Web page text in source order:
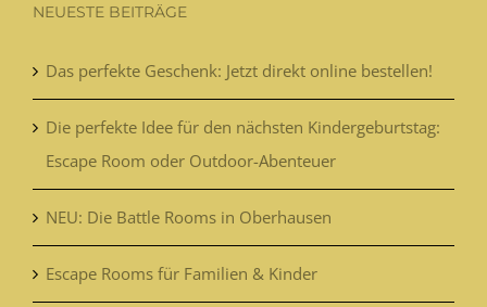
NEUESTE BEITRÄGE
Das perfekte Geschenk: Jetzt direkt online bestellen!
Die perfekte Idee für den nächsten Kindergeburtstag:
Escape Room oder Outdoor-Abenteuer
NEU: Die Battle Rooms in Oberhausen
Escape Rooms für Familien & Kinder